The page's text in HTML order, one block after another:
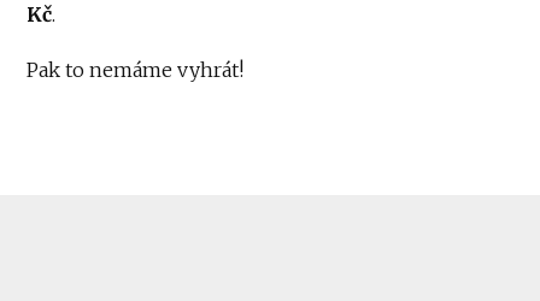
Kč.
Pak to nemáme vyhrát!